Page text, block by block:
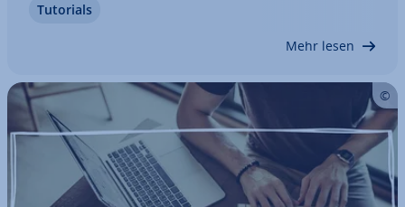
verwenden muss. Zudem ist das Da­tei­for­mat PDF
Tutorials
Mehr lesen